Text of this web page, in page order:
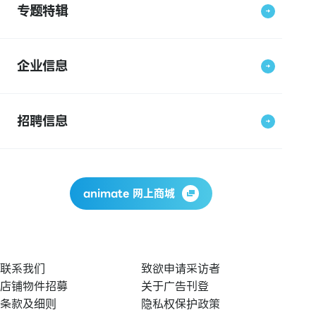
专题特辑
企业信息
招聘信息
animate 网上商城
联系我们
致欲申请采访者
店铺物件招募
关于广告刊登
条款及细则
隐私权保护政策